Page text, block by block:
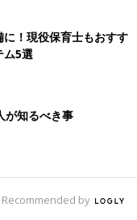
！現役保育士もおすす
ム5選
が知るべき事
Recommended by